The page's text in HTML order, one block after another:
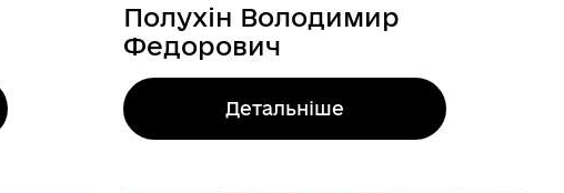
Полухін Володимир
Федорович
Детальніше